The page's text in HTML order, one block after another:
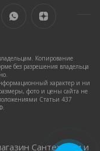
Копирование
без разрешения владельца
характер и ни
фото и цены сайта не
Статьи 437
Сантехники и